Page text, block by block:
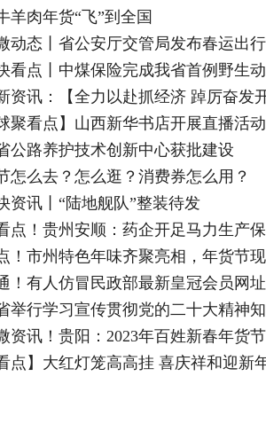
羊肉年货“飞”到全国
动态丨省公安厅交管局发布春运出
看点丨中煤保险完成我省首例野生
资讯：【全力以赴抓经济 踔厉奋发
聚看点】山西新华书店开展直播活动
公路养护技术创新中心获批建设
怎么去？怎么逛？消费券怎么用？
资讯丨“陆地舰队”整装待发
点！贵州安顺：药企开足马力生产
！市州特色年味齐聚亮相，年货节
！有人仿冒民政部最新皇冠会员网
举行学习宣传贯彻党的二十大精神
资讯！贵阳：2023年百姓新春年货
点】大红灯笼高高挂 喜庆祥和迎新